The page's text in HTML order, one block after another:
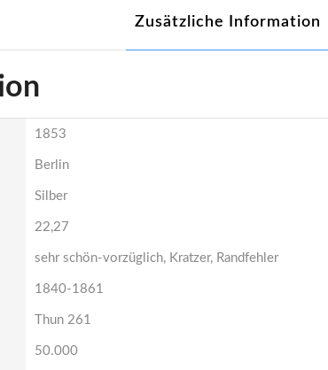
Zusätzliche Information
1853
Berlin
Silber
22,27
sehr schön-vorzüglich, Kratzer, Randfehler
1840-1861
Thun 261
50.000